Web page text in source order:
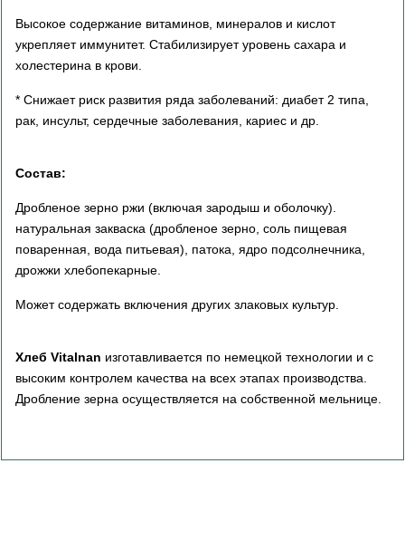
Высокое содержание витаминов, минералов и кислот
укрепляет иммунитет. Стабилизирует уровень сахара и
холестерина в крови.
* Снижает риск развития ряда заболеваний: диабет 2 типа,
рак, инсульт, сердечные заболевания, кариес и др.
Состав:
Дробленое зерно ржи (включая зародыш и оболочку).
натуральная закваска (дробленое зерно, соль пищевая
поваренная, вода питьевая), патока, ядро подсолнечника,
дрожжи хлебопекарные.
Может содержать включения других злаковых культур.
Хлеб Vitalnan изготавливается по немецкой технологии и с
высоким контролем качества на всех этапах производства.
Дробление зерна осуществляется на собственной мельнице.